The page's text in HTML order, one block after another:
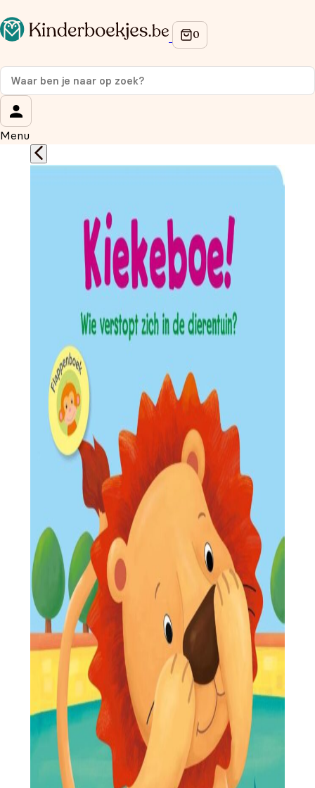
Menu
Op de hoogte blijven van onze acties?
Meld je aan voor onze nieuwsbrief en ontvang
korting
Wat is je voornaam?
Wat is je e-mailadres?*
Aanmelden
We gebruiken je gegevens om contact op te nemen, in
overeenstemming met onsprivacybeleid.